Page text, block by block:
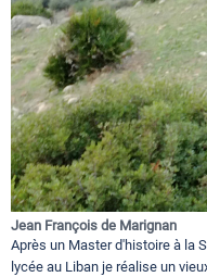
Jean François de Marignan
Après un Master d'histoire à la
lycée au Liban je réalise un